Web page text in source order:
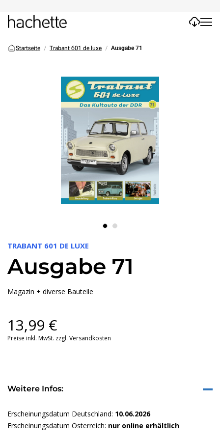
Startseite Trabant 601 de luxe Ausgabe 71
TRABANT 601 DE LUXE
Ausgabe 71
Magazin + diverse Bauteile
13,99 €
Preise inkl. MwSt. zzgl. Versandkosten
Weitere Infos:
Erscheinungsdatum Deutschland: 10.06.2026
Erscheinungsdatum Österreich: nur online erhältlich